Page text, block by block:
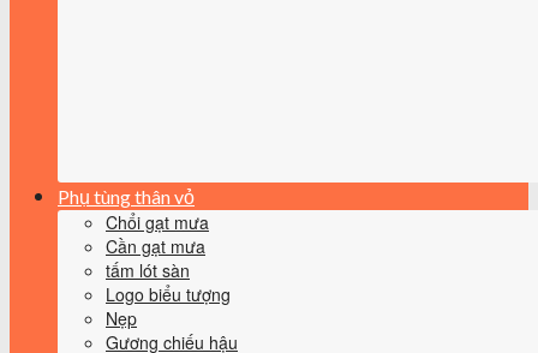
Phụ tùng thân vỏ
Chổi gạt mưa
Cần gạt mưa
tấm lót sàn
Logo biểu tượng
Nẹp
Gương chiếu hậu